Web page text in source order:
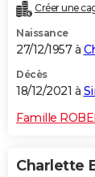
Créer une
Naissance
27/12/1957 à
Décès
18/12/2021 à
Famille
Charlette